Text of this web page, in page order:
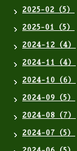
2025-02（5）
2025-01（5）
2024-12（4）
2024-11（4）
2024-10（6）
2024-09（5）
2024-08（7）
2024-07（5）